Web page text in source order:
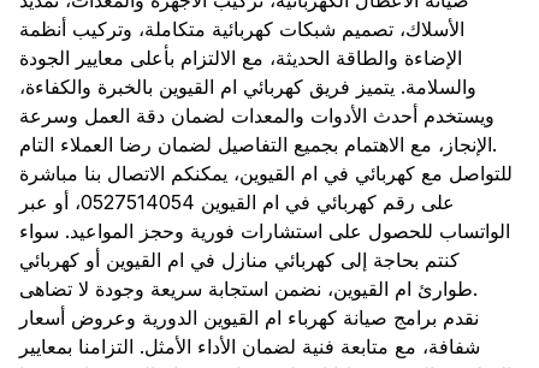
الأسلاك، تصميم شبكات كهربائية متكاملة، وتركيب أنظمة
الإضاءة والطاقة الحديثة، مع الالتزام بأعلى معايير الجودة
والسلامة. يتميز فريق كهربائي ام القيوين بالخبرة والكفاءة،
ويستخدم أحدث الأدوات والمعدات لضمان دقة العمل وسرعة
الإنجاز، مع الاهتمام بجميع التفاصيل لضمان رضا العملاء التام.
للتواصل مع كهربائي في ام القيوين، يمكنكم الاتصال بنا مباشرة
على رقم كهربائي في ام القيوين 0527514054، أو عبر
الواتساب للحصول على استشارات فورية وحجز المواعيد. سواء
كنتم بحاجة إلى كهربائي منازل في ام القيوين أو كهربائي
طوارئ ام القيوين، نضمن استجابة سريعة وجودة لا تضاهى.
نقدم برامج صيانة كهرباء ام القيوين الدورية وعروض أسعار
شفافة، مع متابعة فنية لضمان الأداء الأمثل. التزامنا بمعايير